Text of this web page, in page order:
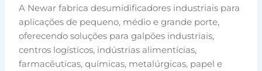
A Newar fabrica desumidificadores industriais para
aplicações de pequeno, médio e grande porte,
oferecendo soluções para galpões industriais,
centros logísticos, indústrias alimentícias,
farmacêuticas, químicas, metalúrgicas, papel e